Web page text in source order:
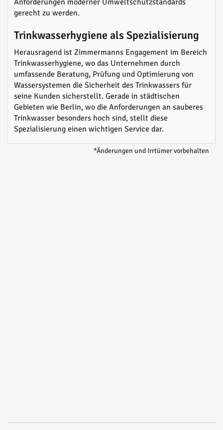
Anforderungen moderner Umweltschutzstandards
gerecht zu werden.
Trinkwasserhygiene als Spezialisierung
Herausragend ist Zimmermanns Engagement im Bereich
Trinkwasserhygiene, wo das Unternehmen durch
umfassende Beratung, Prüfung und Optimierung von
Wassersystemen die Sicherheit des Trinkwassers für
seine Kunden sicherstellt. Gerade in städtischen
Gebieten wie Berlin, wo die Anforderungen an sauberes
Trinkwasser besonders hoch sind, stellt diese
Spezialisierung einen wichtigen Service dar.
*Änderungen und Irrtümer vorbehalten